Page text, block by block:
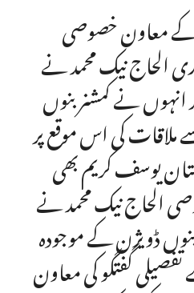
کے معاون خصوصی
الحاج نیک محمد نے
انہوں نے کمشنر بنوں
ملاقات کی اس موقع پر
یوسف کریم بھی
الحاج نیک محمد نے
ڈویژن کے موجودہ
گفتگو کی معاون